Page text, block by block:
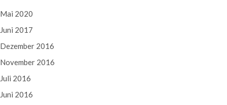
Mai 2020
Juni 2017
Dezember 2016
November 2016
Juli 2016
Juni 2016